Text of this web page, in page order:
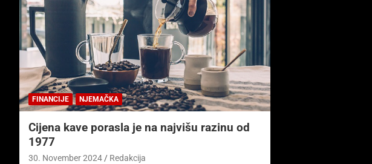
FINANCIJE NJEMAČKA
Cijena kave porasla je na najvišu razinu od
1977
30. November 2024 Redakcija